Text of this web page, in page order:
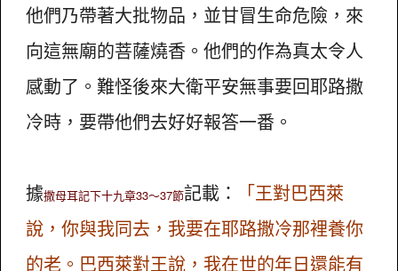
他們乃帶著大批物品，並甘冒生命危險，來
向這無廟的菩薩燒香。他們的作為真太令人
感動了。難怪後來大衛平安無事要回耶路撒
冷時，要帶他們去好好報答一番。
據撒母耳記下十九章33～37節記載：
「王對巴西萊
說，你與我同去，我要在耶路撒冷那裡養你
的老。巴西萊對王說，我在世的年日還能有